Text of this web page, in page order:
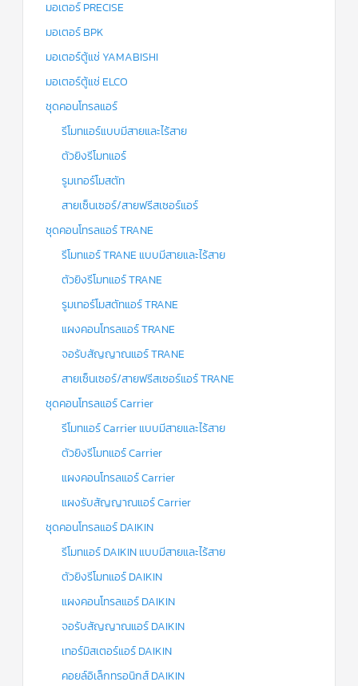
มอเตอร์ PRECISE
มอเตอร์ BPK
มอเตอร์ตู้แช่ YAMABISHI
มอเตอร์ตู้แช่ ELCO
ชุดคอนโทรลแอร์
รีโมทแอร์แบบมีสายและไร้สาย
ตัวยิงรีโมทแอร์
รูมเทอร์โมสตัท
สายเซ็นเซอร์/สายฟรีสเซอร์แอร์
ชุดคอนโทรลแอร์ TRANE
รีโมทแอร์ TRANE แบบมีสายและไร้สาย
ตัวยิงรีโมทแอร์ TRANE
รูมเทอร์โมสตัทแอร์ TRANE
แผงคอนโทรลแอร์ TRANE
จอรับสัญญาณแอร์ TRANE
สายเซ็นเซอร์/สายฟรีสเซอร์แอร์ TRANE
ชุดคอนโทรลแอร์ Carrier
รีโมทแอร์ Carrier แบบมีสายและไร้สาย
ตัวยิงรีโมทแอร์ Carrier
แผงคอนโทรลแอร์ Carrier
แผงรับสัญญาณแอร์ Carrier
ชุดคอนโทรลแอร์ DAIKIN
รีโมทแอร์ DAIKIN แบบมีสายและไร้สาย
ตัวยิงรีโมทแอร์ DAIKIN
แผงคอนโทรลแอร์ DAIKIN
จอรับสัญญาณแอร์ DAIKIN
เทอร์มิสเตอร์แอร์ DAIKIN
คอยล์อิเล็กทรอนิกส์ DAIKIN